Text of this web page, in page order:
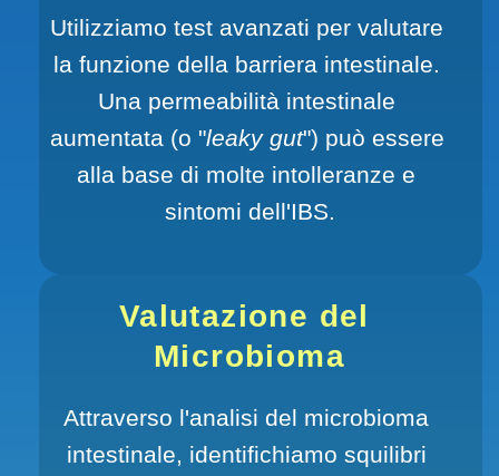
Utilizziamo test avanzati per valutare
la funzione della barriera intestinale.
Una permeabilità intestinale
aumentata (o "leaky gut") può essere
alla base di molte intolleranze e
sintomi dell'IBS.
Valutazione del
Microbioma
Attraverso l'analisi del microbioma
intestinale, identifichiamo squilibri